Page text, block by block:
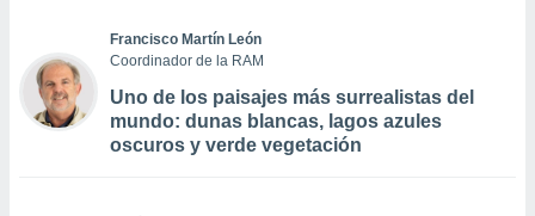
Francisco Martín León
Coordinador de la RAM
Uno de los paisajes más surrealistas del
mundo: dunas blancas, lagos azules
oscuros y verde vegetación